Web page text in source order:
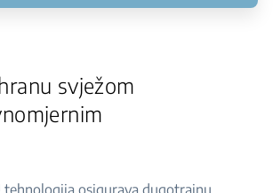
svježom
osigurava dugotrajnu